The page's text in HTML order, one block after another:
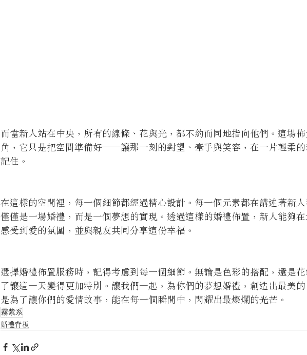
而當新人站在中央，所有的線條、花與光，都不約而同地指向他們。這場
角，它只是把空間準備好——讓那一刻的對望、牽手與笑容，在一片輕柔
記住。
在這樣的空間裡，每一個細節都經過精心設計。每一個元素都在講述著新
僅僅是一場婚禮，而是一個夢想的實現。透過這樣的婚禮佈置，新人能夠在
感受到愛的氛圍，並與親友共同分享這份幸福。
選擇婚禮佈置服務時，記得考慮到每一個細節。無論是色彩的搭配，還是
了讓這一天變得更加特別。讓我們一起，為你們的夢想婚禮，創造出最美
是為了讓你們的愛情故事，能在每一個瞬間中，閃耀出最燦爛的光芒。
霧紫系
婚禮背板